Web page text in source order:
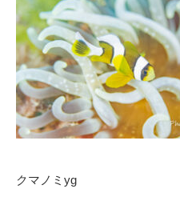
クマノミyg